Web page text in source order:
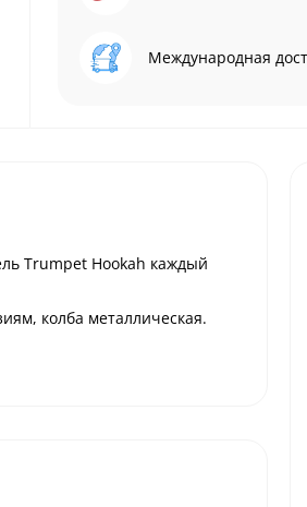
Международная
Trumpet Hookah каждый
колба металлическая.